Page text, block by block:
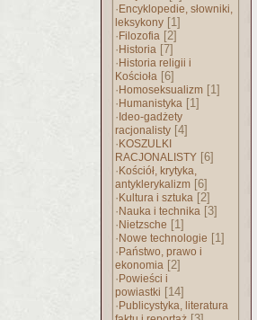
· Encyklopedie, słowniki,
leksykony [1]
· Filozofia [2]
· Historia [7]
· Historia religii i
Kościoła [6]
· Homoseksualizm [1]
· Humanistyka [1]
· Ideo-gadżety
racjonalisty [4]
· KOSZULKI
RACJONALISTY [6]
· Kościół, krytyka,
antyklerykalizm [6]
· Kultura i sztuka [2]
· Nauka i technika [3]
· Nietzsche [1]
· Nowe technologie [1]
· Państwo, prawo i
ekonomia [2]
· Powieści i
powiastki [14]
· Publicystyka, literatura